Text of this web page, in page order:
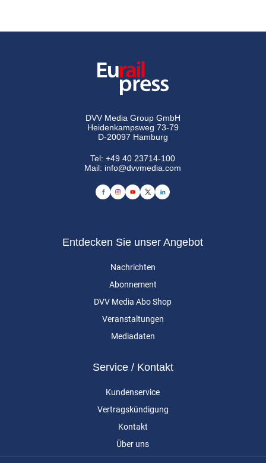
DVV Media Group GmbH
Heidenkampsweg 73-79
D-20097 Hamburg
Tel:+49 40 23714-100
Mail: info@dvvmedia.com
Entdecken Sie unser Angebot
Nachrichten
Abonnement
DVV Media Abo Shop
Veranstaltungen
Mediadaten
Service / Kontakt
Kundenservice
Vertragskündigung
Kontakt
Über uns